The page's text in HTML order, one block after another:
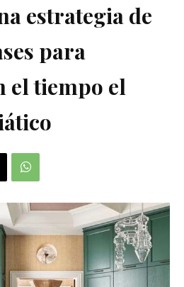
estrategia de
para
el tiempo el